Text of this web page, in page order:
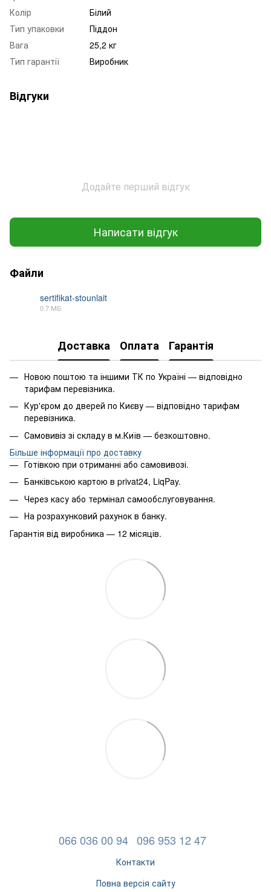
Колір
Білий
Тип упаковки
Піддон
Вага
25,2 кг
Тип гарантії
Виробник
Відгуки
Додайте перший відгук
Написати відгук
Файли
sertifikat-stounlait
0.7 МБ
Доставка Оплата Гарантія
Новою поштою та іншими ТК по Україні — відповідно
тарифам перевізника.
Кур'єром до дверей по Києву — відповідно тарифам
перевізника.
Самовивіз зі складу в м.Київ — безкоштовно.
Більше інформації про доставку
Готівкою при отриманні або самовивозі.
Банківською картою в privat24, LiqPay.
Через касу або термінал самообслуговування.
На розрахунковий рахунок в банку.
Гарантія від виробника — 12 місяців.
066 036 00 94 096 953 12 47
Контакти
Повна версія сайту